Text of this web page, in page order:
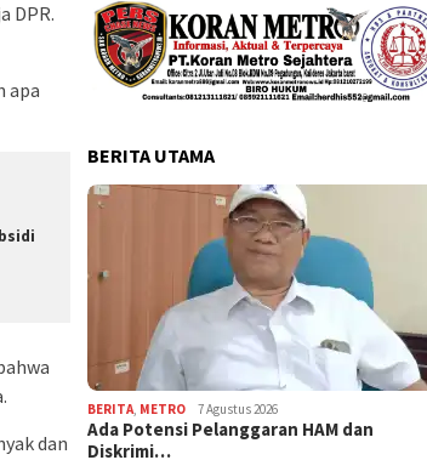
DPR.
apa
dan
BERITA UTAMA
BERITA, METRO 7 Agustus 2026
Ada Potensi Pelanggaran HAM dan
Diskrimi…